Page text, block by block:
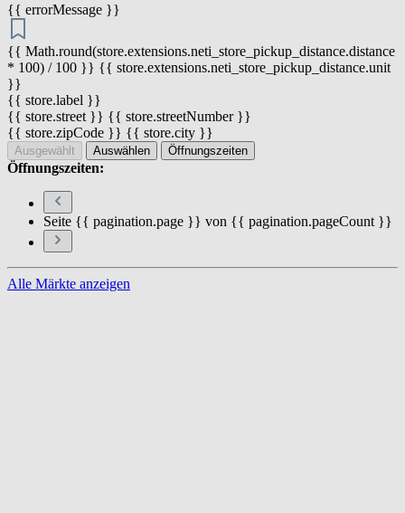
{{ errorMessage }}
{{ Math.round(store.extensions.neti_store_pickup_distance.distance
* 100) / 100 }} {{ store.extensions.neti_store_pickup_distance.unit
}}
{{ store.label }}
{{ store.street }} {{ store.streetNumber }}
{{ store.zipCode }} {{ store.city }}
Ausgewählt Auswählen Öffnungszeiten
Öffnungszeiten:
Seite {{ pagination.page }} von {{ pagination.pageCount }}
Alle Märkte anzeigen